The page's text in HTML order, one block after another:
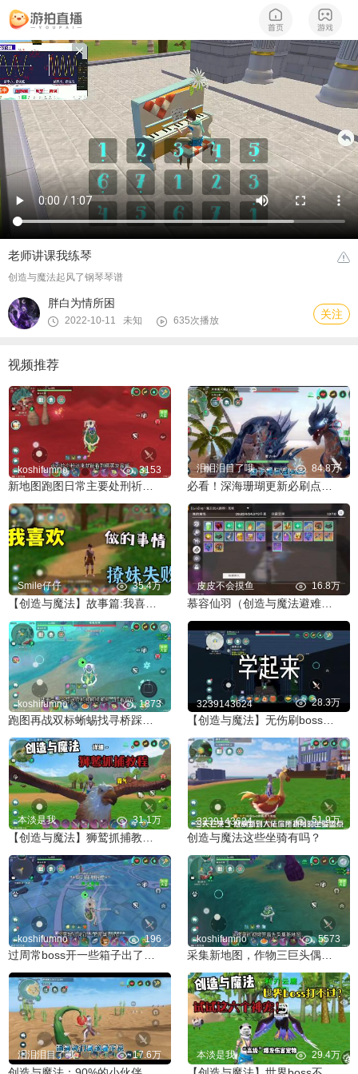
老师讲课我练琴
创造与魔法起风了钢琴琴谱
胖白为情所困
2022-10-11 未知 635次播放 关注
视频推荐
koshifumno 3153 泪泪泪目了哦 84.8万
Smile仔仔 35.4万 皮皮不会摸鱼 16.8万
koshifumno 1873
跑图再战双标蜥蜴找寻桥踩头法击败
3239143624 28.3万
【创造与魔法】无伤刷boss小技巧，萌新大佬赶快学起来
本淡是我 31.1万 3239143624 51.9万
创造与魔法这些坐骑有吗？
koshifumno 196 koshifumno 5573
泪泪泪目了哦 17.6万 本淡是我 29.4万